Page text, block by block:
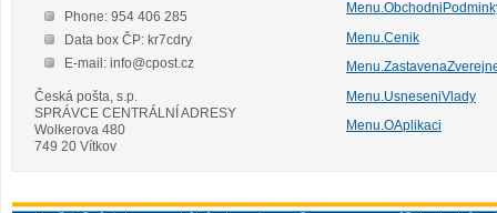
Phone: 954 406 285
Data box ČP: kr7cdry
E-mail: info@cpost.cz
Česká pošta, s.p.
SPRÁVCE CENTRÁLNÍ ADRESY
Wolkerova 480
749 20 Vítkov
Menu.Cenik
Menu.UsneseniVlady
Menu.OAplikaci